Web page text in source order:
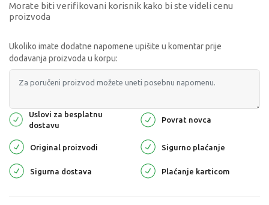
Morate biti verifikovani korisnik kako bi ste videli cenu
proizvoda
Ukoliko imate dodatne napomene upišite u komentar prije
dodavanja proizvoda u korpu:
Uslovi za besplatnu
dostavu
Povrat novca
Original proizvodi Sigurno plaćanje
Sigurna dostava Plaćanje karticom